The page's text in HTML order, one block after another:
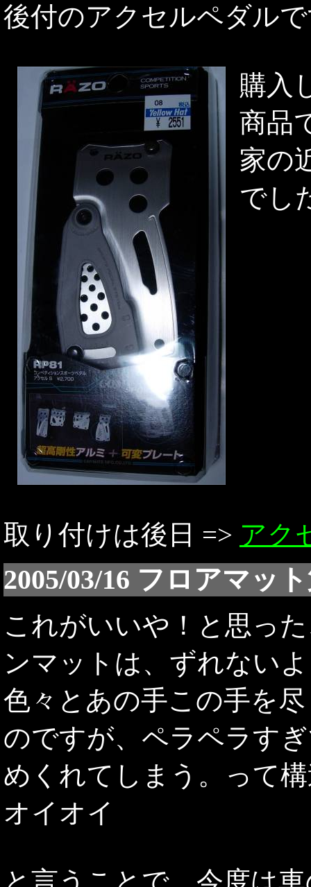
後付のアクセルペダル
購入
商品
家の
でし
取り付けは後日 => アク
2005/03/16 フロアマッ
これがいいや！と思っ
ンマットは、ずれない
色々とあの手この手を
のですが、ペラペラす
めくれてしまう。って
オイオイ